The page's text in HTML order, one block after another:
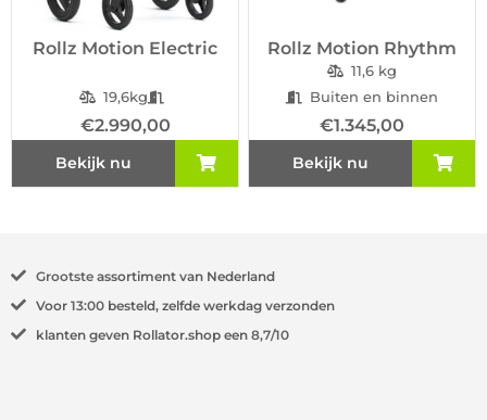
Rollz Motion Electric
19,6kg
€2.990,00
Bekijk nu
Rollz Motion Rhythm
11,6 kg
Buiten en binnen
€1.345,00
Bekijk nu
Grootsteassortiment van Nederland
Voor 13:00besteld, zelfde werkdag verzonden
klanten geven Rollator.shop een 8,7/10